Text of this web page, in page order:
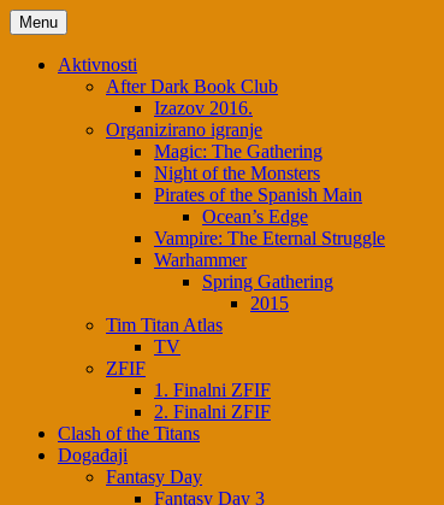
Skip
to
content
Menu
Aktivnosti
After Dark Book Club
Izazov 2016.
Organizirano igranje
Magic: The Gathering
Night of the Monsters
Pirates of the Spanish Main
Ocean’s Edge
Vampire: The Eternal Struggle
Warhammer
Spring Gathering
2015
Tim Titan Atlas
TV
ZFIF
1. Finalni ZFIF
2. Finalni ZFIF
Clash of the Titans
Događaji
Fantasy Day
Fantasy Day 3